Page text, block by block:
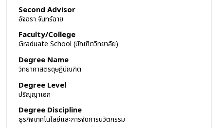
Second Advisor
อัจฉรา จันทร์ฉาย
Faculty/College
Graduate School (บัณฑิตวิทยาลัย)
Degree Name
วิทยาศาสตรดุษฎีบัณฑิต
Degree Level
ปริญญาเอก
Degree Discipline
ธุรกิจเทคโนโลยีและการจัดการนวัตกรรม